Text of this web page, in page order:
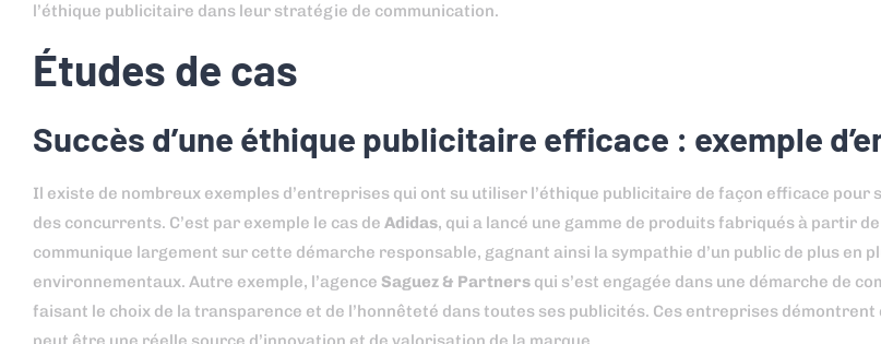
l’éthique publicitaire dans leur stratégie de communication.
Études de cas
Succès d’une éthique publicitaire efficace : exemple
Il existe de nombreux exemples d’entreprises qui ont su utiliser l’éthique publicitaire de façon efficace pour
des concurrents. C’est par exemple le cas de Adidas, qui a lancé une gamme de produits fabriqués à partir
communique largement sur cette démarche responsable, gagnant ainsi la sympathie d’un public de plus en
environnementaux. Autre exemple, l’agence Saguez & Partners qui s’est engagée dans une démarche de
faisant le choix de la transparence et de l’honnêteté dans toutes ses publicités. Ces entreprises démontrent